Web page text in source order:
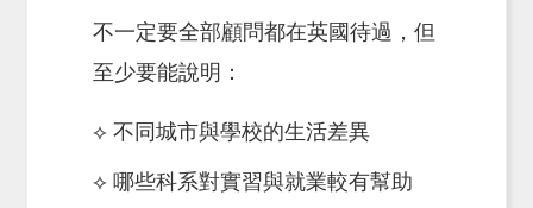
不一定要全部顧問都在英國待過，但
至少要能說明：
⟡ 不同城市與學校的生活差異
⟡ 哪些科系對實習與就業較有幫助